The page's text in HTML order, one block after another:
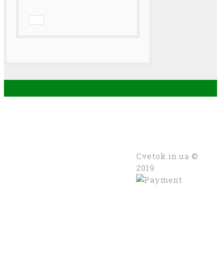
Cvetok.in.ua ©
2019